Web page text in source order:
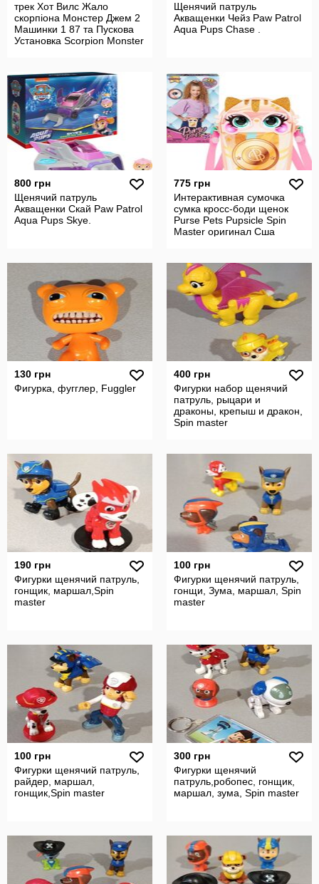
трек Хот Вилс Жало
скорпіона Монстер Джем 2
Машинки 1 87 та Пускова
Установка Scorpion Monster
Щенячий патруль
Акващенки Чейз Paw Patrol
Aqua Pups Chase .
800 грн
Щенячий патруль
Акващенки Скай Paw Patrol
Aqua Pups Skye.
775 грн
Интерактивная сумочка
сумка кросс-боди щенок
Purse Pets Pupsicle Spin
Master оригинал Сша
130 грн
Фигурка, фугглер, Fuggler
400 грн
Фигурки набор щенячий
патруль, рыцари и
драконы, крепыш и дракон,
Spin master
190 грн
Фигурки щенячий патруль,
гонщик, маршал,Spin
master
100 грн
Фигурки щенячий патруль,
гонщи, Зума, маршал, Spin
master
100 грн
Фигурки щенячий патруль,
райдер, маршал,
гонщик,Spin master
300 грн
Фигурки щенячий
патруль,робопес, гонщик,
маршал, зума, Spin master